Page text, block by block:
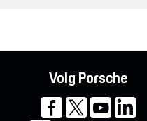
Volg Porsche